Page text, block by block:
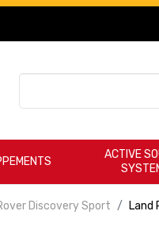
ACTIVE
Discovery Sport Land